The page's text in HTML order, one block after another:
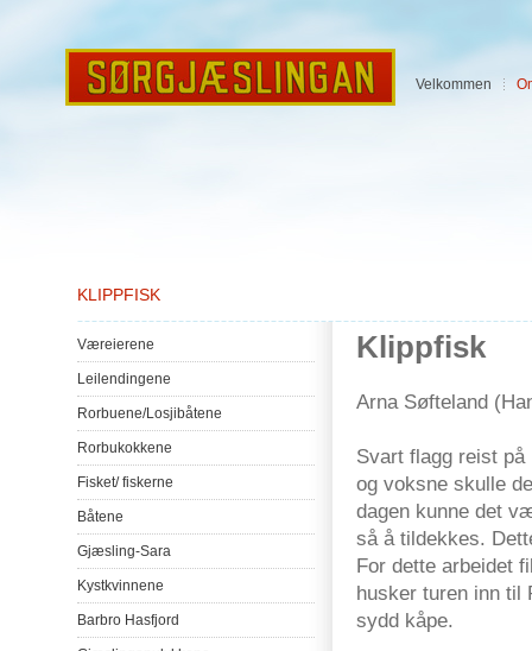
Velkommen
KLIPPFISK
Væreierene
Leilendingene
Rorbuene/Losjibåtene
Rorbukokkene
Fisket/fiskerne
Båtene
Gjæsling-Sara
Kystkvinnene
Barbro Hasfjord
Klippfisk
Arna Søfteland
Svart flagg reist
og voksne skulle
dagen kunne det
så å tildekkes.
For dette arbeidet
husker turen inn til
sydd kåpe.